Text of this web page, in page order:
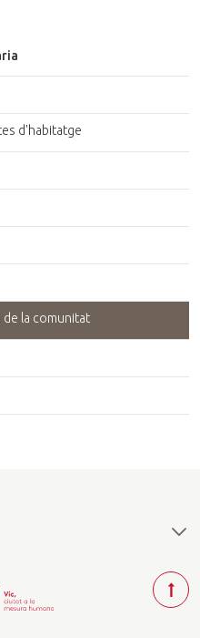
d'habitatge
la comunitat
T